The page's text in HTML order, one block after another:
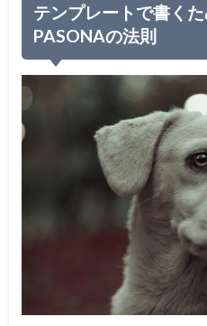
テンプレートで書く
PASONAの法則